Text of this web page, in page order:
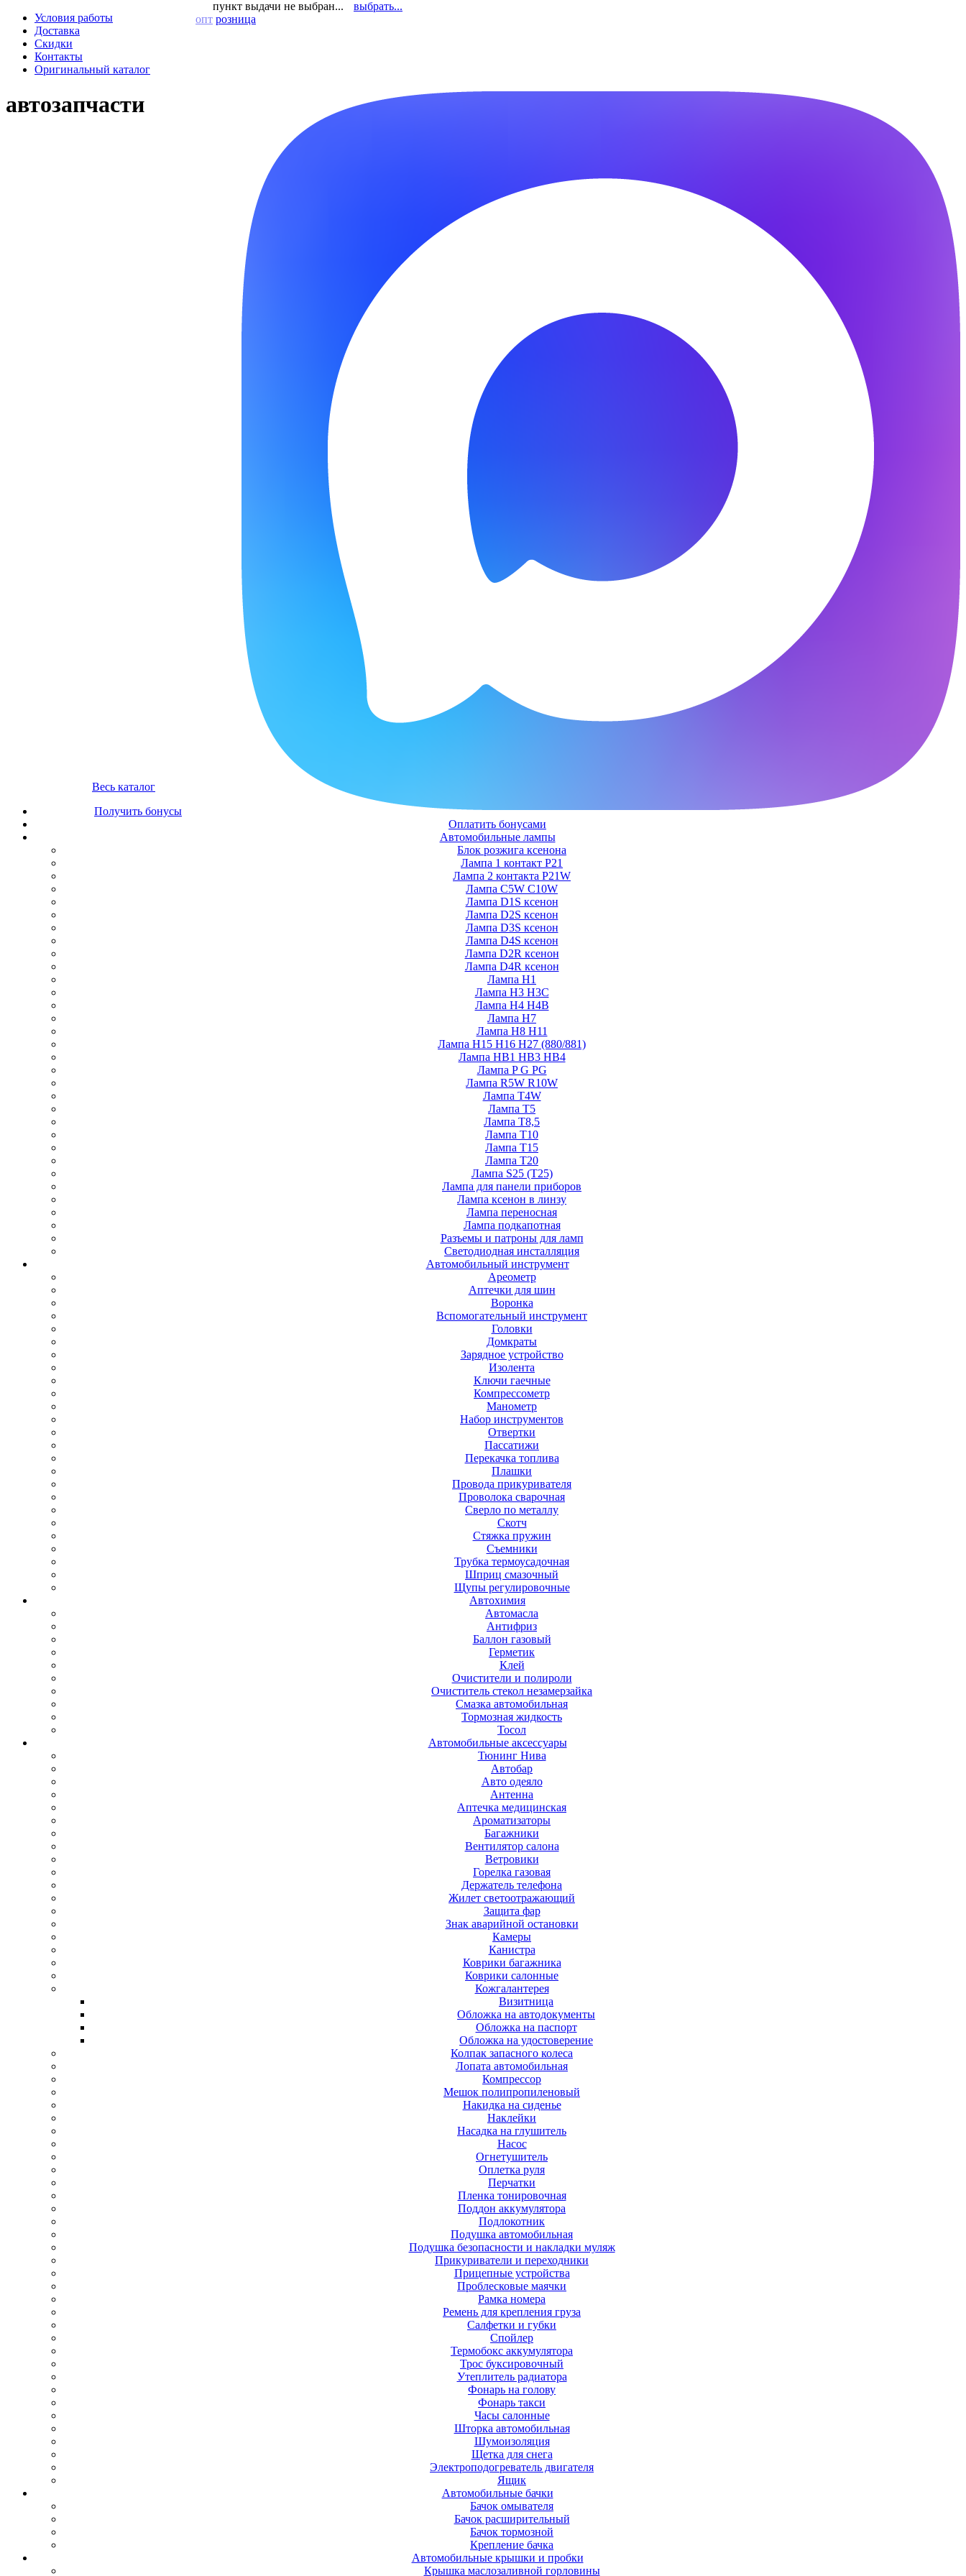
Условия работы
Доставка
Скидки
Контакты
Оригинальный каталог
пункт выдачи не выбран...
выбрать...
опт розница
автозапчасти
Весь каталог
Получить бонусы
Оплатить бонусами
Автомобильные лампы
Блок розжига ксенона
Лампа 1 контакт P21
Лампа 2 контакта P21W
Лампа C5W C10W
Лампа D1S ксенон
Лампа D2S ксенон
Лампа D3S ксенон
Лампа D4S ксенон
Лампа D2R ксенон
Лампа D4R ксенон
Лампа H1
Лампа H3 H3C
Лампа H4 H4B
Лампа H7
Лампа H8 H11
Лампа H15 H16 H27 (880/881)
Лампа HB1 HB3 HB4
Лампа P G PG
Лампа R5W R10W
Лампа T4W
Лампа T5
Лампа T8,5
Лампа T10
Лампа T15
Лампа T20
Лампа S25 (T25)
Лампа для панели приборов
Лампа ксенон в линзу
Лампа переносная
Лампа подкапотная
Разъемы и патроны для ламп
Светодиодная инсталляция
Автомобильный инструмент
Ареометр
Аптечки для шин
Воронка
Вспомогательный инструмент
Головки
Домкраты
Зарядное устройство
Изолента
Ключи гаечные
Компрессометр
Манометр
Набор инструментов
Отвертки
Пассатижи
Перекачка топлива
Плашки
Провода прикуривателя
Проволока сварочная
Сверло по металлу
Скотч
Стяжка пружин
Съемники
Трубка термоусадочная
Шприц смазочный
Щупы регулировочные
Автохимия
Автомасла
Антифриз
Баллон газовый
Герметик
Клей
Очистители и полироли
Очиститель стекол незамерзайка
Смазка автомобильная
Тормозная жидкость
Тосол
Автомобильные аксессуары
Тюнинг Нива
Автобар
Авто одеяло
Антенна
Аптечка медицинская
Ароматизаторы
Багажники
Вентилятор салона
Ветровики
Горелка газовая
Держатель телефона
Жилет светоотражающий
Защита фар
Знак аварийной остановки
Камеры
Канистра
Коврики багажника
Коврики салонные
Кожгалантерея
Визитница
Обложка на автодокументы
Обложка на паспорт
Обложка на удостоверение
Колпак запасного колеса
Лопата автомобильная
Компрессор
Мешок полипропиленовый
Накидка на сиденье
Наклейки
Насадка на глушитель
Насос
Огнетушитель
Оплетка руля
Перчатки
Пленка тонировочная
Поддон аккумулятора
Подлокотник
Подушка автомобильная
Подушка безопасности и накладки муляж
Прикуриватели и переходники
Прицепные устройства
Проблесковые маячки
Рамка номера
Ремень для крепления груза
Салфетки и губки
Спойлер
Термобокс аккумулятора
Трос буксировочный
Утеплитель радиатора
Фонарь на голову
Фонарь такси
Часы салонные
Шторка автомобильная
Шумоизоляция
Щетка для снега
Электроподогреватель двигателя
Ящик
Автомобильные бачки
Бачок омывателя
Бачок расширительный
Бачок тормозной
Крепление бачка
Автомобильные крышки и пробки
Крышка маслозаливной горловины